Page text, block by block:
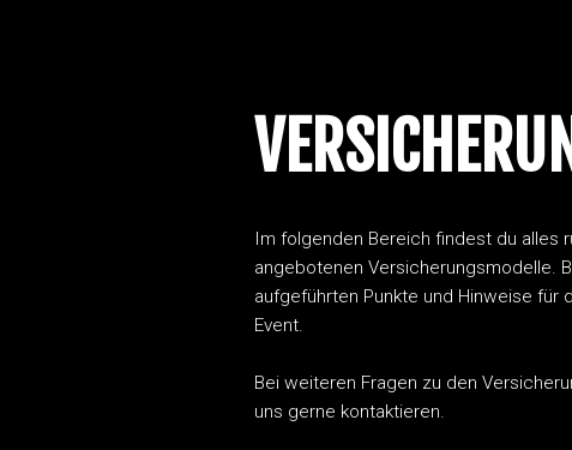
Im folgenden Bereich findest du alles
angebotenen Versicherungsmodelle.
aufgeführten Punkte und Hinweise für
Event.
Bei weiteren Fragen zu den
uns gerne kontaktieren.